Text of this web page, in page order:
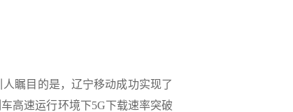
瞩目的是，辽宁移动成功实现了
高速运行环境下5G下载速率突破